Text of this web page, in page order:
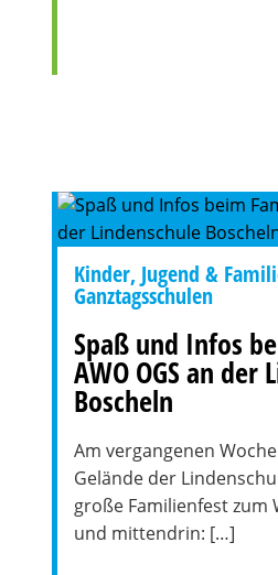
Kinder, Jugend &
Ganztagsschulen
Spaß und Infos
AWO OGS an der
Boscheln
Am vergangenen
Gelände der
große Familienfest zum
und mittendrin: […]